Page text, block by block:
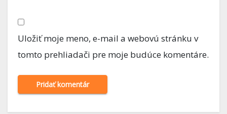
Uložiť moje meno, e-mail a webovú stránku v
tomto prehliadači pre moje budúce komentáre.